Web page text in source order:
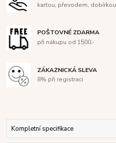
kartou, převodem, dobírkou
POŠTOVNÉ ZDARMA
při nákupu od 1500,-
ZÁKAZNICKÁ SLEVA
8% při registraci
Kompletní specifikace